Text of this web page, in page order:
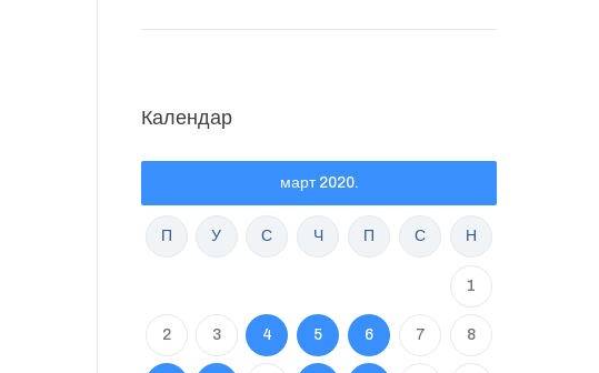
Календар
март 2020.
П У С Ч П С Н
1
2 3 4 5 6 7 8